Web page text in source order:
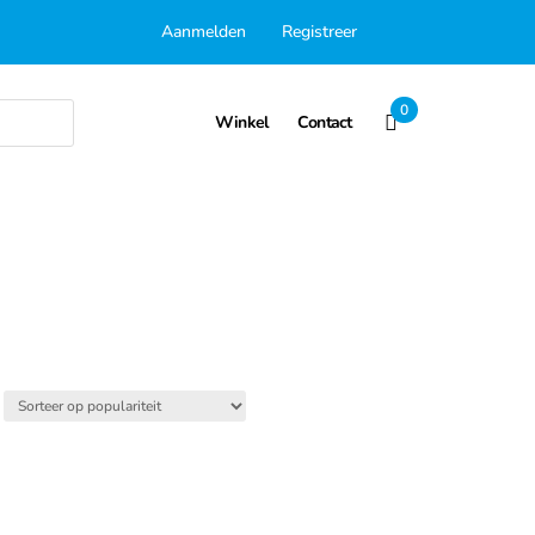
Aanmelden Registreer
Winkel Contact
0